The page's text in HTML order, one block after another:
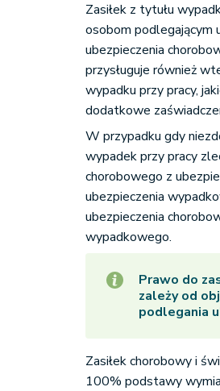
Zasiłek z tytułu
osobom podlegającym
ubezpieczenia
przysługuje również
wypadku przy pracy,
dodatkowe
W przypadku gdy
wypadek przy pracy
chorobowego z
ubezpieczenia
ubezpieczenia
wypadkowego.
Prawo do
zależy od
podlegania
Zasiłek chorobowy i
100% podstawy